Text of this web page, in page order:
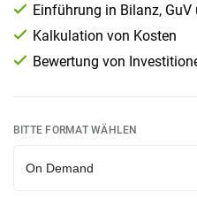
Einführung in Bilanz, GuV
Kalkulation von Kosten
Bewertung von
BITTE FORMAT WÄHLEN